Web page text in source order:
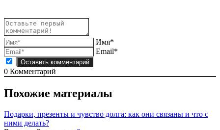
Имя*
Email*
0 Комментарий
Похожие материалы
Подарки, презенты и чувство долга: как они связаны и что с
ними делать?